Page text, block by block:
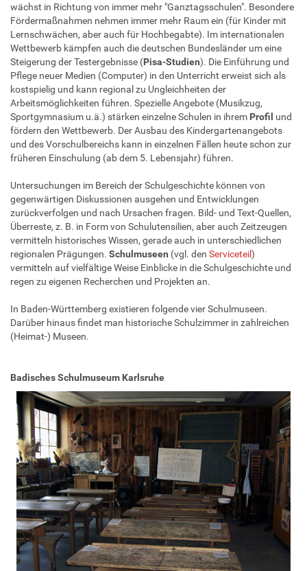
wächst in Richtung von immer mehr "Ganztagsschulen". Besondere
Fördermaßnahmen nehmen immer mehr Raum ein (für Kinder mit
Lernschwächen, aber auch für Hochbegabte). Im internationalen
Wettbewerb kämpfen auch die deutschen Bundesländer um eine
Steigerung der Testergebnisse (Pisa-Studien). Die Einführung und
Pflege neuer Medien (Computer) in den Unterricht erweist sich als
kostspielig und kann regional zu Ungleichheiten der
Arbeitsmöglichkeiten führen. Spezielle Angebote (Musikzug,
Sportgymnasium u.ä.) stärken einzelne Schulen in ihrem Profil und
fördern den Wettbewerb. Der Ausbau des Kindergartenangebots
und des Vorschulbereichs kann in einzelnen Fällen heute schon zur
früheren Einschulung (ab dem 5. Lebensjahr) führen.
Untersuchungen im Bereich der Schulgeschichte können von
gegenwärtigen Diskussionen ausgehen und Entwicklungen
zurückverfolgen und nach Ursachen fragen. Bild- und Text-Quellen,
Überreste, z. B. in Form von Schulutensilien, aber auch Zeitzeugen
vermitteln historisches Wissen, gerade auch in unterschiedlichen
regionalen Prägungen. Schulmuseen (vgl. den Serviceteil)
vermitteln auf vielfältige Weise Einblicke in die Schulgeschichte und
regen zu eigenen Recherchen und Projekten an.
In Baden-Württemberg existieren folgende vier Schulmuseen.
Darüber hinaus findet man historische Schulzimmer in zahlreichen
(Heimat-) Museen.
Badisches Schulmuseum Karlsruhe